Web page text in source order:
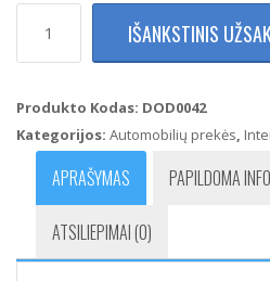
kiekis:
Chrysler
68160143AA
IŠANKSTINIS
Produkto Kodas: DOD0042
Kategorijos: Automobilių prekės,
APRAŠYMAS PAPILDOMA
ATSILIEPIMAI (0)